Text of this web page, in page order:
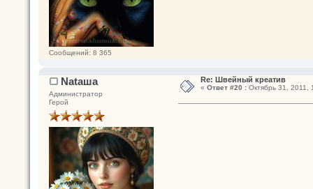
Сообщений: 8 365
Nataшa
Администратор
Герой
Re: Швейный креатив
« Ответ #20 :Октябрь 31, 2011,